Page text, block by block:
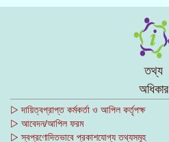
তথ্য
অধিকার
▷ দায়িত্বপ্রাপ্ত কর্মকর্তা ও আপিল কর্তৃপক্ষ
▷ আবেদন/আপিল ফরম
▷ স্বপ্রণোদিতভাবে প্রকাশযোগ্য তথ্যসমূহ